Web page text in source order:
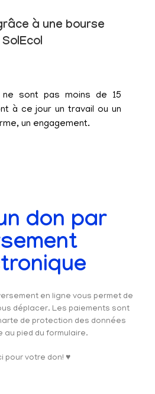
à une bourse
SolEcol
ne sont pas moins de 15
à ce jour un travail ou un
un engagement.
don par
en ligne vous permet de
déplacer. Les paiements sont
de protection des données
au pied du formulaire.
pour votre don! ♥